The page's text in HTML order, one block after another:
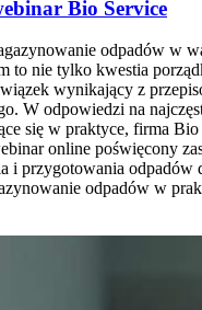
Bio Service
odpadów w
to nie tylko kwestia
wynikający z
W odpowiedzi na
się w praktyce, firma Bio
online poświęcony
i przygotowania odpadów
odpadów w